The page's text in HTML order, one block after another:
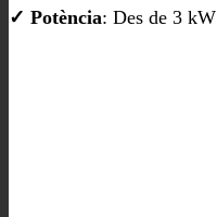
✓ Potència: Des de 3 kW